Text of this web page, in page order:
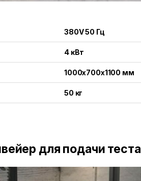
380V 50 Гц
4 кВт
1000x700x1100 мм
50 кг
для подачи теста